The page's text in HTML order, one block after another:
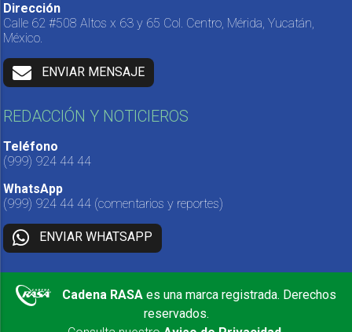
Dirección
Calle 62 #508 Altos x 63 y 65 Col. Centro, Mérida, Yucatán,
México.
ENVIAR MENSAJE
REDACCIÓN Y NOTICIEROS
Teléfono
(999) 924 44 44
WhatsApp
(999) 924 44 44 (comentarios y reportes)
ENVIAR WHATSAPP
Cadena RASA es una marca registrada. Derechos
reservados.